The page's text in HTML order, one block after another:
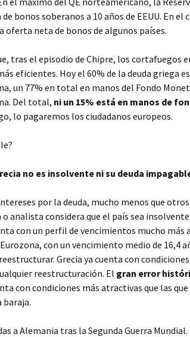
bonos soberanos a 10 años de EEUU. En el
oferta neta de bonos de algunos países.
tras el episodio de Chipre, los cortafuegos
eficientes. Hoy el 60% de la deuda griega
un 77% en total en manos del Fondo
Del total, ni un 15% está en manos de
lo pagaremos los ciudadanos europeos.
no es insolvente ni su deuda
por la deuda, mucho menos que
analista considera que el país sea insolvente
con un perfil de vencimientos mucho más
con un vencimiento medio de 16,4
Grecia ya cuenta con
reestructuración. El gran error
con condiciones más atractivas que las que
baraja.
a Alemania tras la Segunda Guerra Mundial.